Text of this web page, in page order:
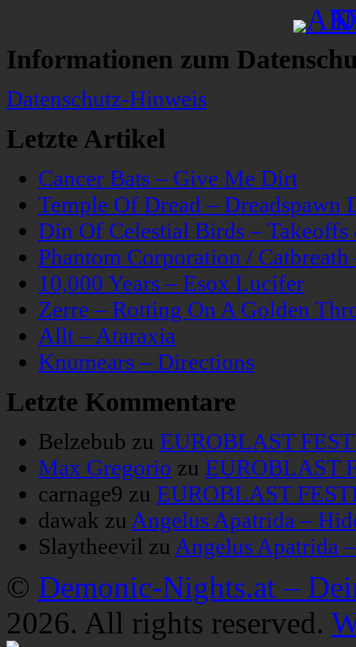
Informationen zum
Datenschutz-Hinweis
Letzte Artikel
Cancer Bats – Give Me Dirt
Temple Of Dread – Dreadspawn
Din Of Celestial Birds –
Phantom Corporation /
10,000 Years – Esox Lucifer
Zerre – Rotting On A Golden
Allt – Ataraxia
Knumears – Directions
Letzte Kommentare
Belzebub zu EUROBLAST
Max Gregorio zu EUROBLAST
carnage9 zu EUROBLAST
dawak zu Angelus Apatrida –
Slaytheevil zu Angelus Apatrida
© Demonic-Nights.at –
2026. All rights reserved.